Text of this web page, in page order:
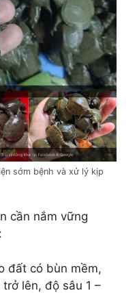
sớm bệnh và xử lý kịp
cần nắm vững
đất có bùn mềm,
lên, độ sâu 1 –